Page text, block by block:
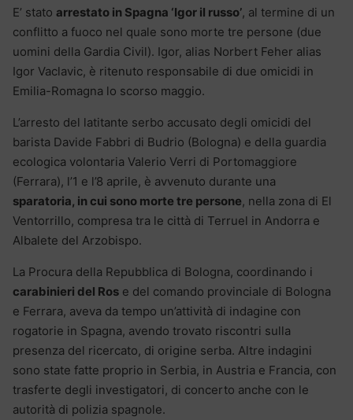
E’ stato arrestato in Spagna ‘Igor il russo’, al termine di un
conflitto a fuoco nel quale sono morte tre persone (due
uomini della Gardia Civil). Igor, alias Norbert Feher alias
Igor Vaclavic, è ritenuto responsabile di due omicidi in
Emilia-Romagna lo scorso maggio.
L’arresto del latitante serbo accusato degli omicidi del
barista Davide Fabbri di Budrio (Bologna) e della guardia
ecologica volontaria Valerio Verri di Portomaggiore
(Ferrara), l’1 e l’8 aprile, è avvenuto durante una
sparatoria, in cui sono morte tre persone, nella zona di El
Ventorrillo, compresa tra le città di Terruel in Andorra e
Albalete del Arzobispo.
La Procura della Repubblica di Bologna, coordinando i
carabinieri del Ros e del comando provinciale di Bologna
e Ferrara, aveva da tempo un’attività di indagine con
rogatorie in Spagna, avendo trovato riscontri sulla
presenza del ricercato, di origine serba. Altre indagini
sono state fatte proprio in Serbia, in Austria e Francia, con
trasferte degli investigatori, di concerto anche con le
autorità di polizia spagnole.